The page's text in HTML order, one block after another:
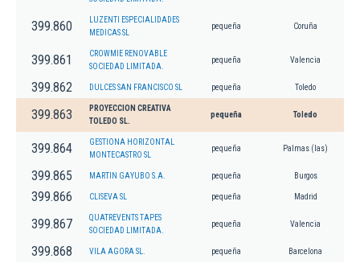
399.860
LUZENTI ESPECIALIDADES
MEDICAS SL
pequeña Coruña
399.861
CROWMIE RENOVABLE
SOCIEDAD LIMITADA.
pequeña Valencia
399.862 DULCES SAN FRANCISCO SL pequeña Toledo
399.863
PROYECCION CREATIVA
TOLEDO SL.
pequeña Toledo
399.864
GESTIONA HORIZONTAL
MONTECASTRO SL
pequeña Palmas (las)
399.865 MARTIN GAYUBO S.A. pequeña Burgos
399.866 CLISEVA SL pequeña Madrid
399.867
QUATREVENTS TAPES
SOCIEDAD LIMITADA.
pequeña Valencia
399.868 VILA AGORA SL. pequeña Barcelona